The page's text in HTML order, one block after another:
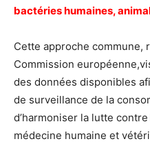
bactéries humaines,
Cette approche commune,
Commission
des données disponibles
de surveillance de la
d’harmoniser la lutte
médecine humaine et